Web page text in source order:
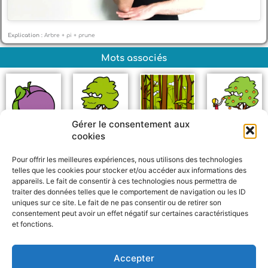
Gérer le consentement aux
cookies
Pour offrir les meilleures expériences, nous utilisons des technologies
telles que les cookies pour stocker et/ou accéder aux informations des
appareils. Le fait de consentir à ces technologies nous permettra de
traiter des données telles que le comportement de navigation ou les ID
uniques sur ce site. Le fait de ne pas consentir ou de retirer son
consentement peut avoir un effet négatif sur certaines caractéristiques
et fonctions.
Accepter
Explication : Arbre + pi + prune
Mots associés
Arbre Récolter
a
h
e
s
a